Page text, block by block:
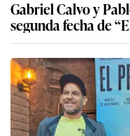
Gabriel Calvo y
segunda fecha de